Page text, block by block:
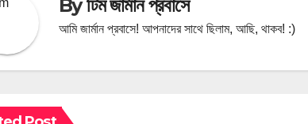
Byটিম জার্মান প্রবাসে
আমি জার্মান প্রবাসে! আপনাদের সাথে ছিলাম, আছি, থাকব! :)